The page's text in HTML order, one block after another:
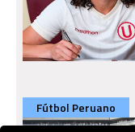
Fútbol Peruano